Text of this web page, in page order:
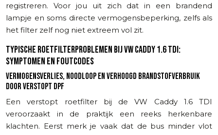
registreren. Voor jou uit zich dat in een brandend
lampje en soms directe vermogensbeperking, zelfs als
het filter zelf nog niet extreem vol zit.
TYPISCHE ROETFILTERPROBLEMEN BIJ VW CADDY 1.6 TDI:
SYMPTOMEN EN FOUTCODES
VERMOGENSVERLIES, NOODLOOP EN VERHOOGD BRANDSTOFVERBRUIK
DOOR VERSTOPT DPF
Een verstopt roetfilter bij de VW Caddy 1.6 TDI
veroorzaakt in de praktijk een reeks herkenbare
klachten. Eerst merk je vaak dat de bus minder vlot